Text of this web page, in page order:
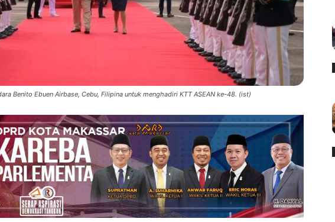
Benito Ebuen Airbase, Cebu, Filipina untuk menghadiri KTT ASEAN ke-48. (ist)